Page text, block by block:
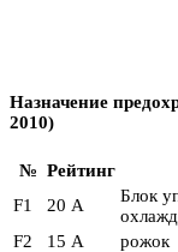
Назначение
2010)
№ Рейтинг
F1
20 А
Блок
F2
15 А
рожок